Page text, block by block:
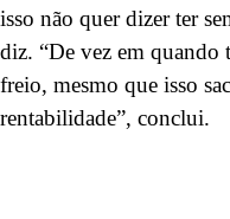
isso não quer dizer ter
diz. “De vez em quando
freio, mesmo que isso
rentabilidade”, conclui.